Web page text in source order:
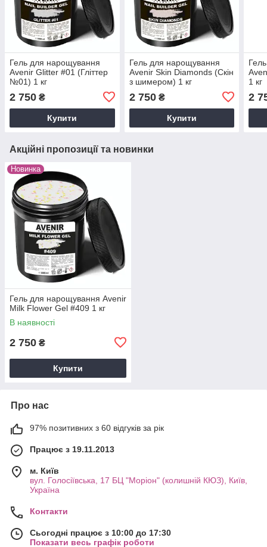
Гель для нарощування
Avenir Glitter #01 (Гліттер
№01) 1 кг
2 750 ₴
Купити
Гель для нарощування
Avenir Skin Diamonds (Скін
з шимером) 1 кг
2 750₴
Купити
1 кг
2
Акційні пропозиції та новинки
Новинка
Гель для нарощування Avenir
Milk Flower Gel #409 1 кг
В наявності
2 750 ₴
Купити
Про нас
97% позитивних з 60 відгуків за рік
Працює з 19.11.2013
м. Київ
вул. Голосіївська, 17 БЦ "Моріон" (колишній КЮЗ), Київ,
Україна
Контакти
Сьогодні працює з 10:00 до 17:30
Показати весь графік роботи